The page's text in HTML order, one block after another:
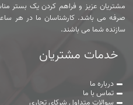
مشتریان عزیز و فراهم کردن یک بستر
صرفه می باشد. کارشناسان ما در هر
سازنده شما می باشند.
خدمات مشتریان
درباره ما
تماس با ما
سوالات متداول شرکای تجاری